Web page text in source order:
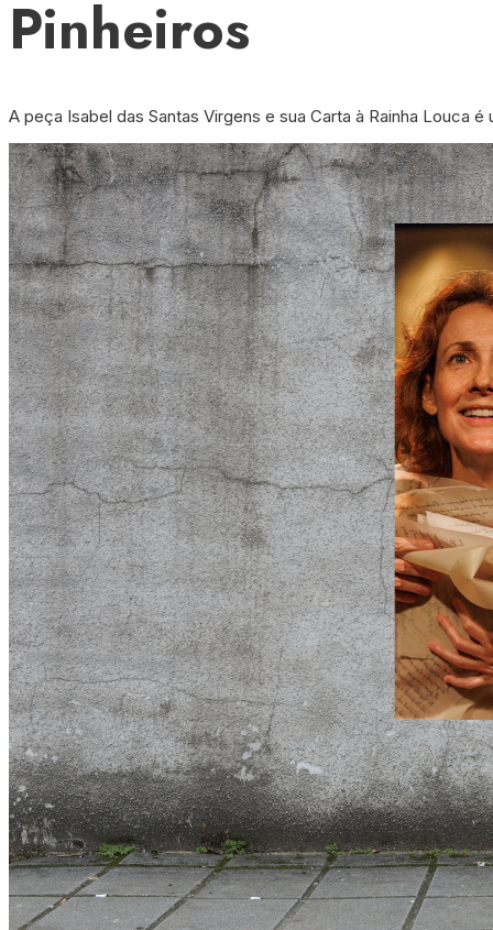
Pinheiros
A peça Isabel das Santas Virgens e sua Carta à Rainha Louca